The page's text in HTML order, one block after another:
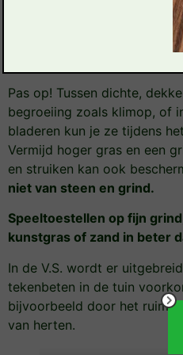
mogelijk mee kunnen
Op het terras of
Pas op! Tussen dichte,
begroeiing zoals klimop, of
bladeren kun je ze tijdens
Vermijd hoger gras en een
en struiken kan ook
niet van steen en grind.
Speeltoestellen op fijn
kunstgras of zand in beter
In de V.S. wordt er uitgebreid
tekenbeten in de tuin
bijvoorbeeld door het
van herten.